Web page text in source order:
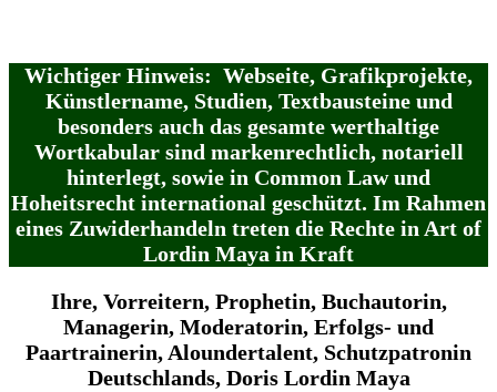
Wichtiger Hinweis: Webseite, Grafikprojekte,
Künstlername, Studien, Textbausteine und
besonders auch das gesamte werthaltige
Wortkabular sind markenrechtlich, notariell
hinterlegt, sowie in Common Law und
Hoheitsrecht international geschützt. Im Rahmen
eines Zuwiderhandeln treten die Rechte in Art of
Lordin Maya in Kraft
Ihre, Vorreitern, Prophetin, Buchautorin,
Managerin, Moderatorin, Erfolgs- und
Paartrainerin, Aloundertalent, Schutzpatronin
Deutschlands, Doris Lordin Maya